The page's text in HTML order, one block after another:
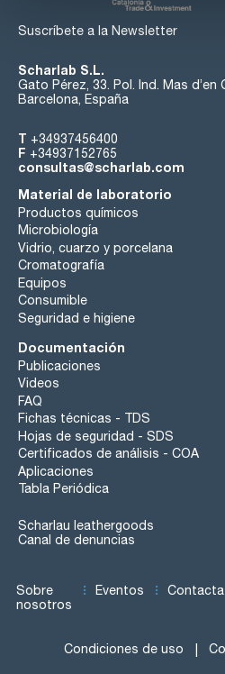
Suscríbete a la Newsletter
Scharlab S.L.
Gato Pérez, 33. Pol. Ind. Mas d’en
Barcelona, España
T +34937456400
F +34937152765
consultas@scharlab.com
Material de laboratorio
Productos químicos
Microbiología
Vidrio, cuarzo y porcelana
Cromatografía
Equipos
Consumible
Seguridad e higiene
Documentación
Publicaciones
Videos
FAQ
Fichas técnicas - TDS
Hojas de seguridad - SDS
Certificados de análisis - COA
Aplicaciones
Tabla Periódica
Scharlau leathergoods
Canal de denuncias
Sobre
nosotros
Eventos Contacta
Condiciones de uso